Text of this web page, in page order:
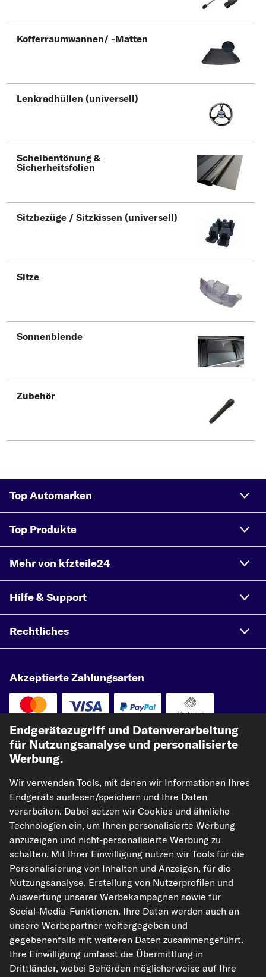
Kofferraumwannen/ -Matten
Lenkradhüllen (universell)
Scheibentönung &
Sicherheitsfolien
Sitzbezüge / Sitzkissen (universell)
Sitze
Sonnenblende
Zubehör
Top Automarken
Top Produkte
Mehr von kfzteile24
Hilfe & Support
Rechtliches
Akzeptierte Zahlungsarten
Vorkasse
Unsere Versandpartner
kfzteile24.de carpardoo.nl
carpardoo.fr
carpardoo.dk
Die hier dargestellten Daten, insbesondere die gesamte Datenbank, dürfen
nicht vervielfältigt werden. Die Vervielfältigung und Verbreitung der Daten und
der Datenbank ohne vorherige Einwilligung von TecAlliance und/oder die
Einbeziehung Dritter in solche Aktivitäten ist streng verboten. Jegliche
unautorisierte Nutzung von Inhalten stellt eine Verletzung des Urheberrechts
Endgerätezugriff und Datenverarbeitung
für Nutzungsanalyse und personalisierte
Werbung.
Wir verwenden Tools, mit denen wir Informationen Ihres
Endgeräts auslesen/speichern und Ihre Daten
verarbeiten. Dabei setzen wir Cookies und ähnliche
Technologien ein, um Ihnen personalisierte Werbung
anzuzeigen und nicht-personalisierte Werbung zu
schalten. Mit Ihrer Einwilligung nutzen wir Tools für die
Personalisierung von Inhalten und Anzeigen, für die
Nutzungsanalyse, Erstellung von Nutzerprofilen und
Auswertung unserer Werbekampagnen sowie für
Social-Media-Funktionen. Ihre Daten werden auch an
unsere Werbepartner weitergegeben und
gegebenenfalls mit weiteren Daten zusammengeführt.
Ihre Einwilligung umfasst die Übermittlung in
Drittländer, wobei Behörden möglicherweise auf Ihre